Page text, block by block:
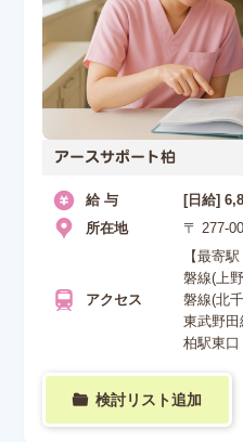
アースサポート柏
給 与
[日給]
所在地
〒 277-
アクセス
【最寄
磐線(上
磐線(北
東武野田
柏駅東口
検討リスト追加